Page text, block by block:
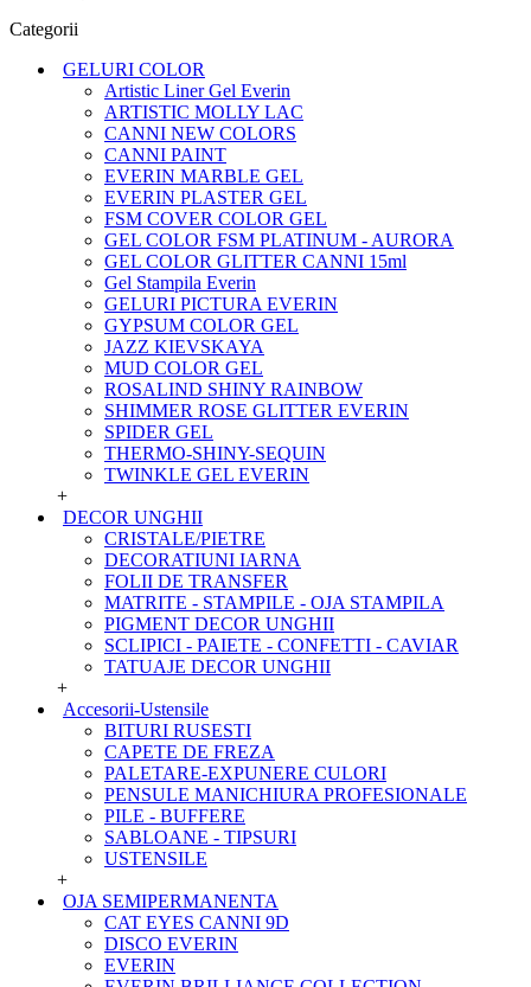
Categorii
GELURI COLOR
Artistic Liner Gel Everin
ARTISTIC MOLLY LAC
CANNI NEW COLORS
CANNI PAINT
EVERIN MARBLE GEL
EVERIN PLASTER GEL
FSM COVER COLOR GEL
GEL COLOR FSM PLATINUM - AURORA
GEL COLOR GLITTER CANNI 15ml
Gel Stampila Everin
GELURI PICTURA EVERIN
GYPSUM COLOR GEL
JAZZ KIEVSKAYA
MUD COLOR GEL
ROSALIND SHINY RAINBOW
SHIMMER ROSE GLITTER EVERIN
SPIDER GEL
THERMO-SHINY-SEQUIN
TWINKLE GEL EVERIN
+
DECOR UNGHII
CRISTALE/PIETRE
DECORATIUNI IARNA
FOLII DE TRANSFER
MATRITE - STAMPILE - OJA STAMPILA
PIGMENT DECOR UNGHII
SCLIPICI - PAIETE - CONFETTI - CAVIAR
TATUAJE DECOR UNGHII
+
Accesorii-Ustensile
BITURI RUSESTI
CAPETE DE FREZA
PALETARE-EXPUNERE CULORI
PENSULE MANICHIURA PROFESIONALE
PILE - BUFFERE
SABLOANE - TIPSURI
USTENSILE
+
OJA SEMIPERMANENTA
CAT EYES CANNI 9D
DISCO EVERIN
EVERIN